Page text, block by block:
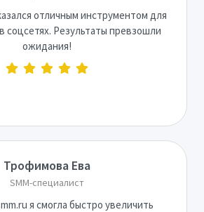
отличным инструментом для
соцсетях. Результаты превзошли
ожидания!
Трофимова Ева
SMM-специалист
я смогла быстро увеличить